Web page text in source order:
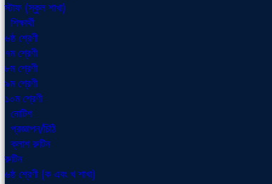
স্টাফ (স্কুল শাখা)
শিক্ষার্থী
৬ষ্ঠ শ্রেণী
৭ম শ্রেণী
৮ম শ্রেণী
৯ম শ্রেণী
১০ম শ্রেণী
নোটিশ
প্রজ্ঞাপন/চিঠি
ক্লাশ রুটিন
রুটিন
৬ষ্ঠ শ্রেণী (ক এবং খ শাখা)